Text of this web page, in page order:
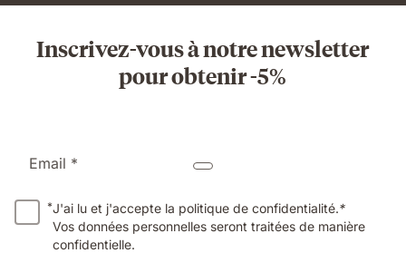
Inscrivez-vous à notre newsletter
pour obtenir -5%
Email *
*J'ai lu et j'accepte la politique de confidentialité.*
Vos données personnelles seront traitées de manière
confidentielle.